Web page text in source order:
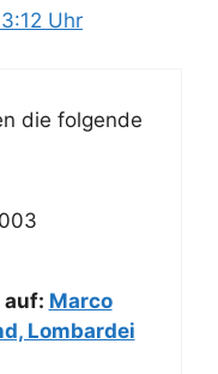
Uhr
die folgende
auf: Marco
Lombardei